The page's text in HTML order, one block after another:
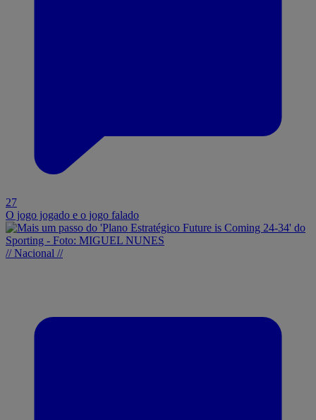
27
O jogo jogado e o jogo falado
// Nacional //